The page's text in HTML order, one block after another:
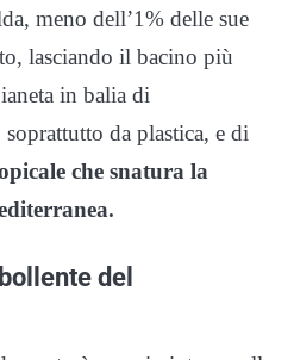
meno dell’1% delle sue
lasciando il bacino più
in balia di
da plastica, e di
che snatura la
del